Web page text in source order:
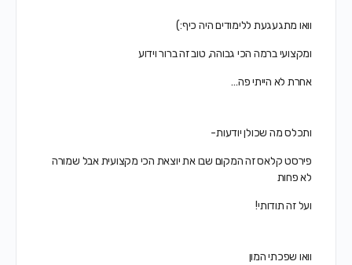
וואו מתגעגעת ללימודים היה כיף:)
ומקצועי ברמה הכי גבוהה, טוב זה ברור וידוע
אחרת לא הייתי פה…
ותכלס מה שכולן יודעות-
פירסט קלאס זה המקום שבו את יוצאת הכי מקצועית אבל שמורה
לא פחות
ועל זה תודותי!
וואו שפכתי המון